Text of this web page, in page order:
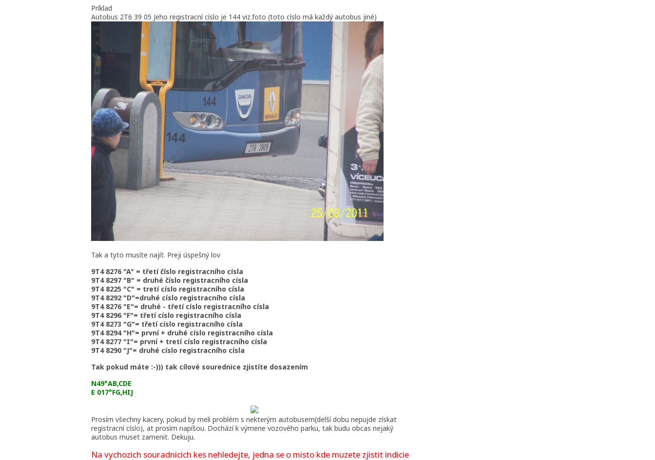
Príklad
Autobus 2T6 39 05 Jeho registracní císlo je 144 viz.foto (toto císlo má každý autobus jiné)
Tak a tyto musíte najít. Preji úspešný lov
9T4 8276 "A" = třetí číslo registracního císla
9T4 8297 "B" = druhé číslo registracního císla
9T4 8225 "C" = tretí císlo registracního císla
9T4 8292 "D"=druhé císlo registracního císla
9T4 8276 "E"= druhé - třetí císlo registracního císla
9T4 8296 "F"= třetí císlo registracního císla
9T4 8273 "G"= třetí císlo registracního císla
9T4 8294 "H"= první + druhé císlo registracního císla
9T4 8277 "I"= první + tretí císlo registracního císla
9T4 8290 "J"= druhé císlo registracního císla
Tak pokud máte :-))) tak cílové sourednice zjistíte dosazením
N49°AB,CDE
E 017°FG,HIJ
Prosím všechny kacery, pokud by meli problém s nekterým autobusem(delší dobu nepujde získat
registracní císlo), at prosím napíšou. Dochází k výmene vozového parku, tak budu obcas nejaký
autobus muset zamenit. Dekuju.
Na vychozich souradnicich kes nehledejte, jedna se o misto kde muzete zjistit indicie